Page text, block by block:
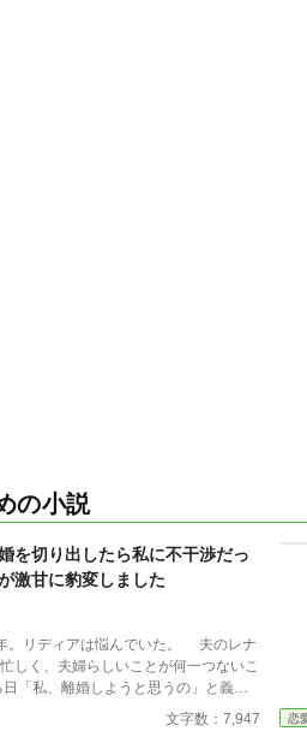
の小説
を切り出したら私に不干渉だっ
激甘に豹変しました
。リディアは悩んでいた。 夫のレナ
しく、夫婦らしいことが何一つないこ
とある薬を渡される。 どうやらそ
っとだけ本音がでちゃう薬』のよう。
文字数：7,947 恋